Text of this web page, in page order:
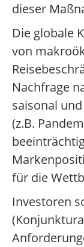
dieser
Die globale
von
Nachfrage
saisonal
(z.B.
für die
Investoren